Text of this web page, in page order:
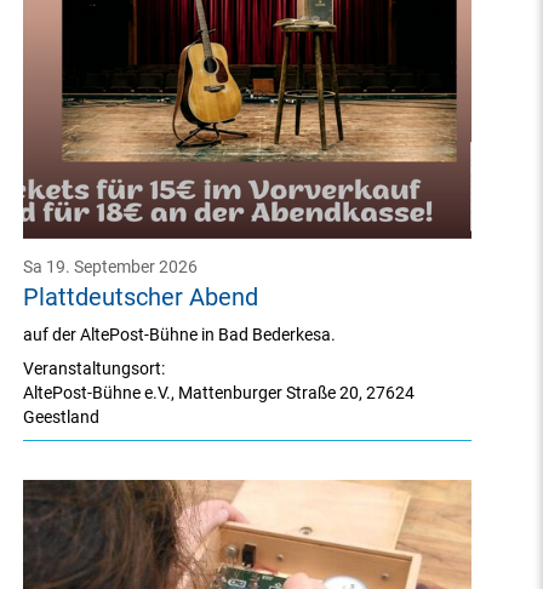
Plattdeutscher Abend
Sa 19. September 2026
Veranstaltungsort:
AltePost-Bühne e.V., Mattenburger Straße 20,27624
Geestland
auf der AltePost-Bühne in Bad Bederkesa.